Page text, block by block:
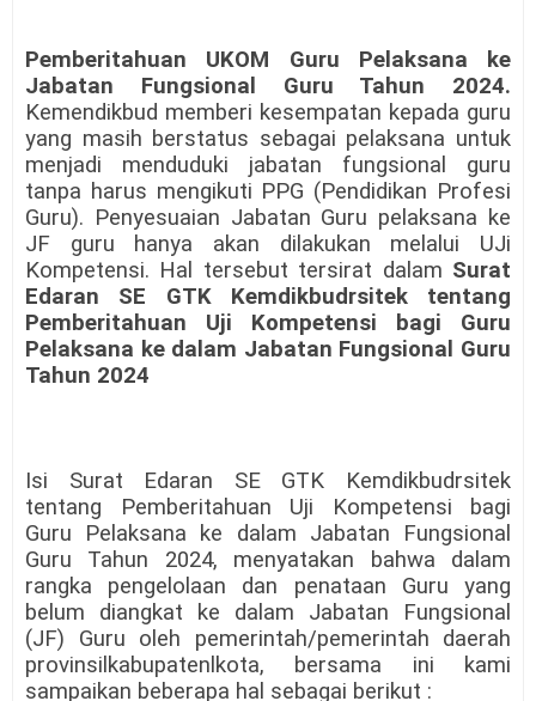
Pemberitahuan UKOM Guru Pelaksana ke
Jabatan Fungsional Guru Tahun 2024.
Kemendikbud memberi kesempatan kepada guru
yang masih berstatus sebagai pelaksana untuk
menjadi menduduki jabatan fungsional guru
tanpa harus mengikuti PPG (Pendidikan Profesi
Guru). Penyesuaian Jabatan Guru pelaksana ke
JF guru hanya akan dilakukan melalui UJi
Kompetensi. Hal tersebut tersirat dalam Surat
Edaran SE GTK Kemdikbudrsitek tentang
Pemberitahuan Uji Kompetensi bagi Guru
Pelaksana ke dalam Jabatan Fungsional Guru
Tahun 2024
Isi Surat Edaran SE GTK Kemdikbudrsitek
tentang Pemberitahuan Uji Kompetensi bagi
Guru Pelaksana ke dalam Jabatan Fungsional
Guru Tahun 2024, menyatakan bahwa dalam
rangka pengelolaan dan penataan Guru yang
belum diangkat ke dalam Jabatan Fungsional
(JF) Guru oleh pemerintah/pemerintah daerah
provinsilkabupatenlkota, bersama ini kami
sampaikan beberapa hal sebagai berikut :